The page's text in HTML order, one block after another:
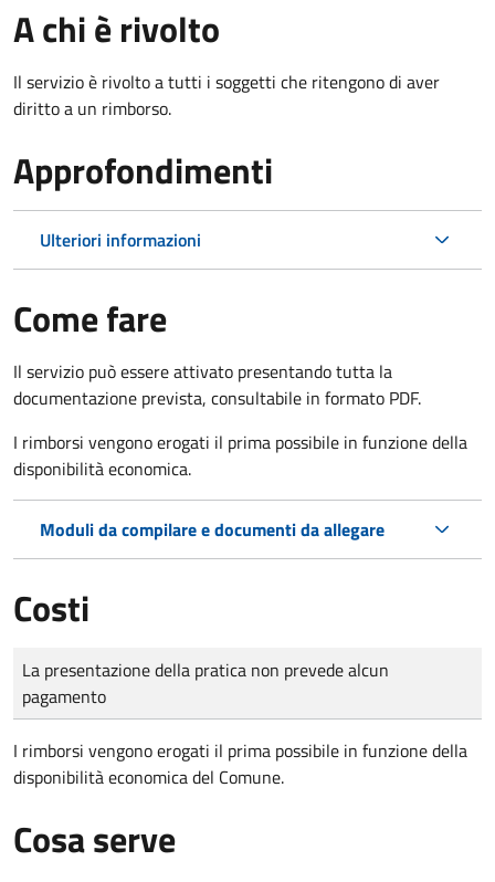
A chi è rivolto
Il servizio è rivolto a tutti i soggetti che ritengono di aver
diritto a un rimborso.
Approfondimenti
Ulteriori informazioni
Come fare
Il servizio può essere attivato presentando tutta la
documentazione prevista, consultabile in formato PDF.
I rimborsi vengono erogati il prima possibile in funzione della
disponibilità economica.
Moduli da compilare e documenti da allegare
Costi
Tipo di pagamento
Importo
La presentazione della pratica non prevede alcun
pagamento
I rimborsi vengono erogati il prima possibile in funzione della
disponibilità economica del Comune.
Cosa serve